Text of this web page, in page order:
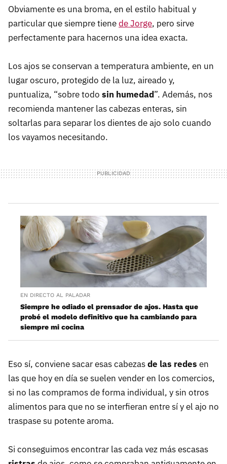
Obviamente es una broma, en el estilo habitual y
particular que siempre tienede Jorge, pero sirve
perfectamente para hacernos una idea exacta.
Los ajos se conservan a temperatura ambiente, en un
lugar oscuro, protegido de la luz, aireado y,
puntualiza, “sobre todo sin humedad”. Además, nos
recomienda mantener las cabezas enteras, sin
soltarlas para separar los dientes de ajo solo cuando
los vayamos necesitando.
EN DIRECTO AL PALADAR
Siempre he odiado el prensador de ajos. Hasta que
probé el modelo definitivo que ha cambiando para
siempre mi cocina
Eso sí, conviene sacar esas cabezasde las redes en
las que hoy en día se suelen vender en los comercios,
si no las compramos de forma individual, y sin otros
alimentos para que no se interfieran entre sí y el ajo no
traspase su potente aroma.
Si conseguimos encontrar las cada vez más escasas